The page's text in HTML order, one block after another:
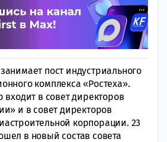
пост индустриального
комплекса «Ростеха».
входит в совет директоров
и в совет директоров
корпорации. 23
в новый состав совета